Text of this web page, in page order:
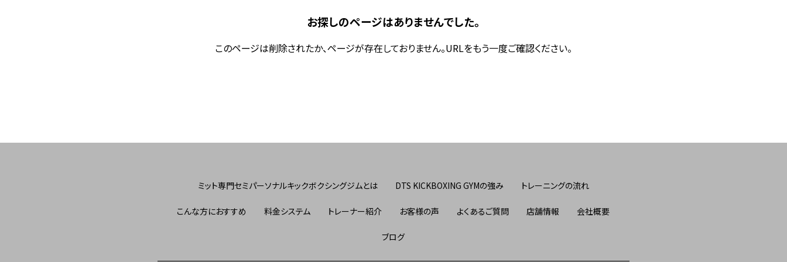
お探しのページはありませんでした。
このページは削除されたか、ページが存在しておりません。URLをもう一度ご確認ください。
ミット専門セミパーソナルキックボクシングジムとは DTS KICKBOXING GYMの強み トレーニングの流れ
こんな方におすすめ 料金システム トレーナー紹介 お客様の声 よくあるご質問 店舗情報 会社概要
ブログ